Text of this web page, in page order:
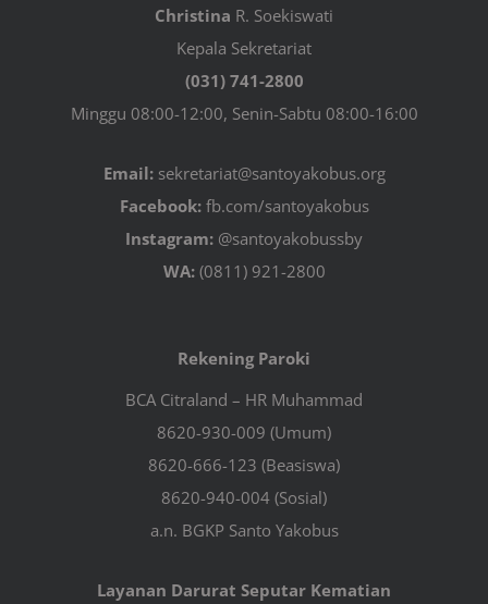
Christina R. Soekiswati
Kepala Sekretariat
(031) 741-2800
Minggu 08:00-12:00, Senin-Sabtu 08:00-16:00
Email:sekretariat@santoyakobus.org
Facebook:fb.com/santoyakobus
Instagram: @santoyakobussby
WA:(0811) 921-2800
Rekening Paroki
BCA Citraland – HR Muhammad
8620-930-009 (Umum)
8620-666-123 (Beasiswa)
8620-940-004 (Sosial)
a.n. BGKP Santo Yakobus
Layanan Darurat Seputar Kematian